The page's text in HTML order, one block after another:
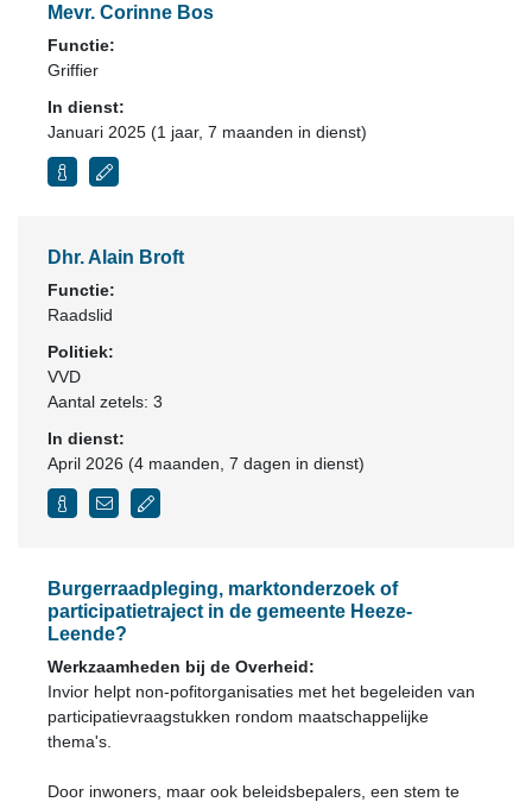
Mevr. Corinne Bos
Functie:
Griffier
In dienst:
Januari 2025 (1 jaar, 7 maanden in dienst)
Dhr. Alain Broft
Functie:
Raadslid
Politiek:
VVD
Aantal zetels: 3
In dienst:
April 2026 (4 maanden, 7 dagen in dienst)
Burgerraadpleging, marktonderzoek of
participatietraject in de gemeente Heeze-
Leende?
Werkzaamheden bij de Overheid:
Invior helpt non-pofitorganisaties met het begeleiden van
participatievraagstukken rondom maatschappelijke
thema's.
Door inwoners, maar ook beleidsbepalers, een stem te